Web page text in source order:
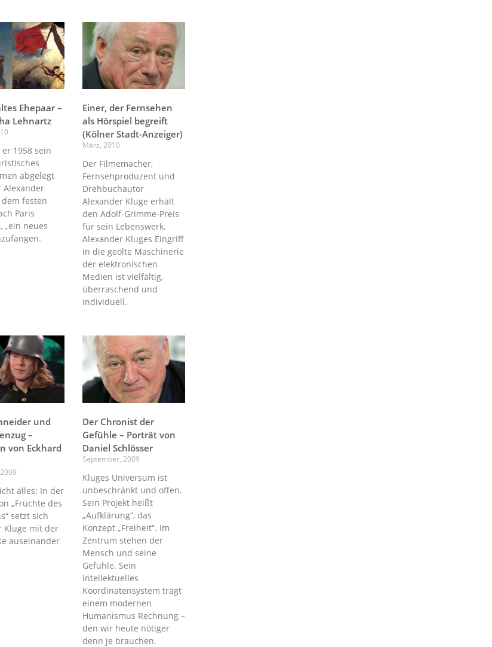
Ehepaar –
Lehnartz
1958 sein
abgelegt
Alexander
festen
Paris
„ein neues
Einer, der Fernsehen
als Hörspiel begreift
(Kölner Stadt-Anzeiger)
März, 2010
Der Filmemacher,
Fernsehproduzent und
Drehbuchautor
Alexander Kluge erhält
den Adolf-Grimme-Preis
für sein Lebenswerk.
Alexander Kluges Eingriff
in die geölte Maschinerie
der elektronischen
Medien ist vielfältig,
überraschend und
individuell.
und
–
von Eckhard
alles: In der
„Früchte des
setzt sich
Kluge mit der
auseinander
Der Chronist der
Gefühle – Porträt von
Daniel Schlösser
September, 2009
Kluges Universum ist
unbeschränkt und offen.
Sein Projekt heißt
„Aufklärung“, das
Konzept „Freiheit“. Im
Zentrum stehen der
Mensch und seine
Gefühle. Sein
intellektuelles
Koordinatensystem trägt
einem modernen
Humanismus Rechnung –
den wir heute nötiger
denn je brauchen.